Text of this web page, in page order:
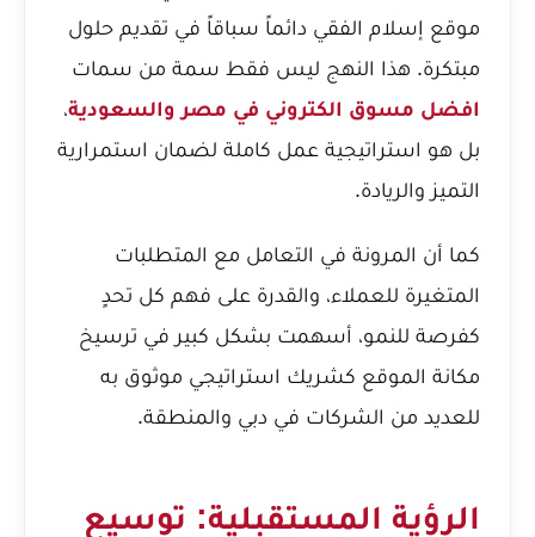
موقع إسلام الفقي دائماً سباقاً في تقديم حلول
مبتكرة. هذا النهج ليس فقط سمة من سمات
افضل مسوق الكتروني في مصر والسعودية،
بل هو استراتيجية عمل كاملة لضمان استمرارية
التميز والريادة.
كما أن المرونة في التعامل مع المتطلبات
المتغيرة للعملاء، والقدرة على فهم كل تحدٍ
كفرصة للنمو، أسهمت بشكل كبير في ترسيخ
مكانة الموقع كشريك استراتيجي موثوق به
للعديد من الشركات في دبي والمنطقة.
الرؤية المستقبلية: توسيع